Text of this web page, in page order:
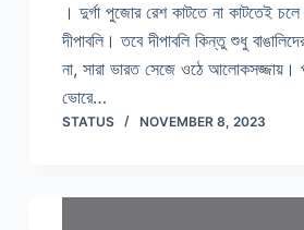
। দুর্গা পুজোর রেশ কাটতে না কাটতেই
দীপাবলি। তবে দীপাবলি কিন্তু শুধু
না, সারা ভারত সেজে ওঠে আলোকসজ্জায়।
ভোরে…
STATUS NOVEMBER 8, 2023